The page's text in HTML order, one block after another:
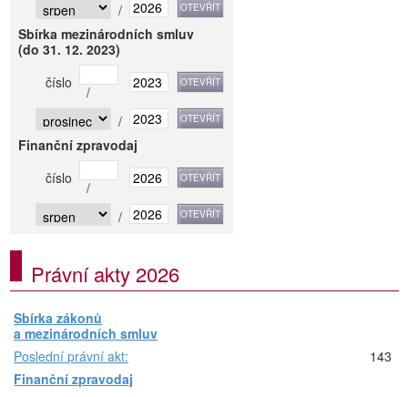
/
Sbírka mezinárodních smluv
(do 31. 12. 2023)
číslo
/
/
Finanční zpravodaj
číslo
/
/
Právní akty 2026
Sbírka zákonů
a mezinárodních smluv
Poslední právní akt:
143
Finanční zpravodaj